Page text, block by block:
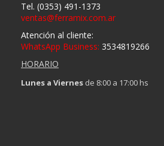
FERRAMIX DISTRIBUCIONES SRL
Conocemos las exigencias de cada
cada especialidad, podés encontrar
Tel. (0353) 491-1373
ventas@ferramix.com.ar
Atención al cliente:
WhatsApp Business: 3534819266
HORARIO
Lunes a Viernes de 8:00 a 17:00 hs